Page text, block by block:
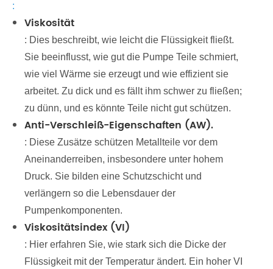
:
Viskosität
: Dies beschreibt, wie leicht die Flüssigkeit fließt.
Sie beeinflusst, wie gut die Pumpe Teile schmiert,
wie viel Wärme sie erzeugt und wie effizient sie
arbeitet. Zu dick und es fällt ihm schwer zu fließen;
zu dünn, und es könnte Teile nicht gut schützen.
Anti-Verschleiß-Eigenschaften (AW).
: Diese Zusätze schützen Metallteile vor dem
Aneinanderreiben, insbesondere unter hohem
Druck. Sie bilden eine Schutzschicht und
verlängern so die Lebensdauer der
Pumpenkomponenten.
Viskositätsindex (VI)
: Hier erfahren Sie, wie stark sich die Dicke der
Flüssigkeit mit der Temperatur ändert. Ein hoher VI